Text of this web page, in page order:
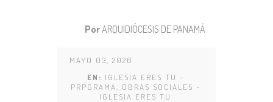
PorARQUIDIÓCESIS DE PANAMÁ
MAYO 03, 2026
EN: IGLESIA ERES TU -
PRPGRAMA
OBRAS SOCIALES -
IGLESIA ERES TU